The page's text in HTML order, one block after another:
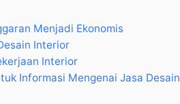
Menjadi Ekonomis
Interior
Interior
Informasi Mengenai Jasa